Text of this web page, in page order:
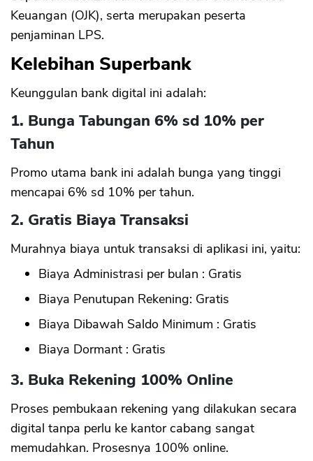
Keuangan (OJK), serta merupakan peserta
penjaminan LPS.
Kelebihan Superbank
Keunggulan bank digital ini adalah:
1. Bunga Tabungan 6% sd 10% per
Tahun
Promo utama bank ini adalah bunga yang tinggi
mencapai 6% sd 10% per tahun.
2. Gratis Biaya Transaksi
Murahnya biaya untuk transaksi di aplikasi ini, yaitu:
Biaya Administrasi per bulan : Gratis
Biaya Penutupan Rekening: Gratis
Biaya Dibawah Saldo Minimum : Gratis
Biaya Dormant : Gratis
3. Buka Rekening 100% Online
Proses pembukaan rekening yang dilakukan secara
digital tanpa perlu ke kantor cabang sangat
memudahkan. Prosesnya 100% online.